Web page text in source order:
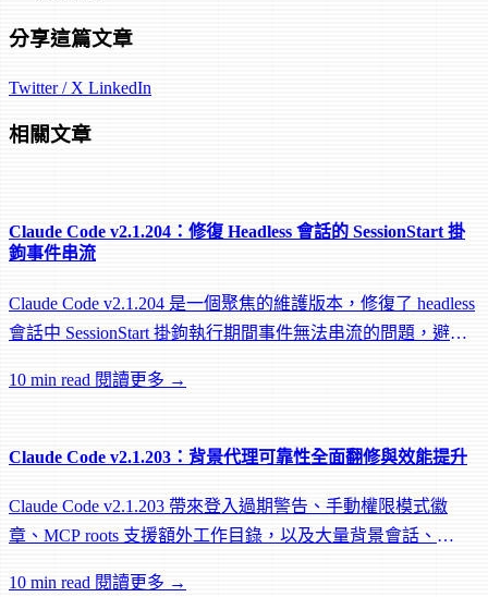
分享這篇文章
Twitter / X LinkedIn
相關文章
Claude Code v2.1.204：修復 Headless 會話的 SessionStart 掛
鉤事件串流
Claude Code v2.1.204 是一個聚焦的維護版本，修復了 headless
會話中 SessionStart 掛鉤執行期間事件無法串流的問題，避免
10 min read 閱讀更多 →
Claude Code v2.1.203：背景代理可靠性全面翻修與效能提升
Claude Code v2.1.203 帶來登入過期警告、手動權限模式徽
章、MCP roots 支援額外工作目錄，以及大量背景會話、
10 min read 閱讀更多 →